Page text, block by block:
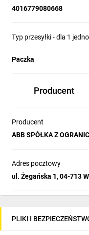
4016779080668
Typ przesyłki - dla 1
Paczka
Producent
Producent
ABB SPÓŁKA Z
Adres pocztowy
ul. Żegańska 1, 04-713
PLIKI I